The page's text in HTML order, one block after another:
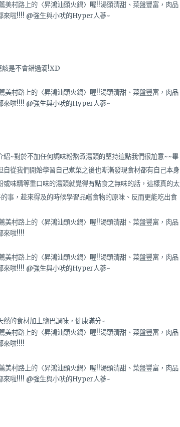
該是不會錯過滴!XD
~對於不加任何調味粉熬煮湯頭的堅持這點我們很尬意~~畢
從我們開始學習自己煮菜之後也漸漸發現食材都有自己本身
味精等重口味的湯頭就覺得有點食之無味的話，這樣真的太
事，趁來得及的時候學習品嚐食物的原味、反而更能吃出食
的食材加上鹽巴調味，健康滿分~